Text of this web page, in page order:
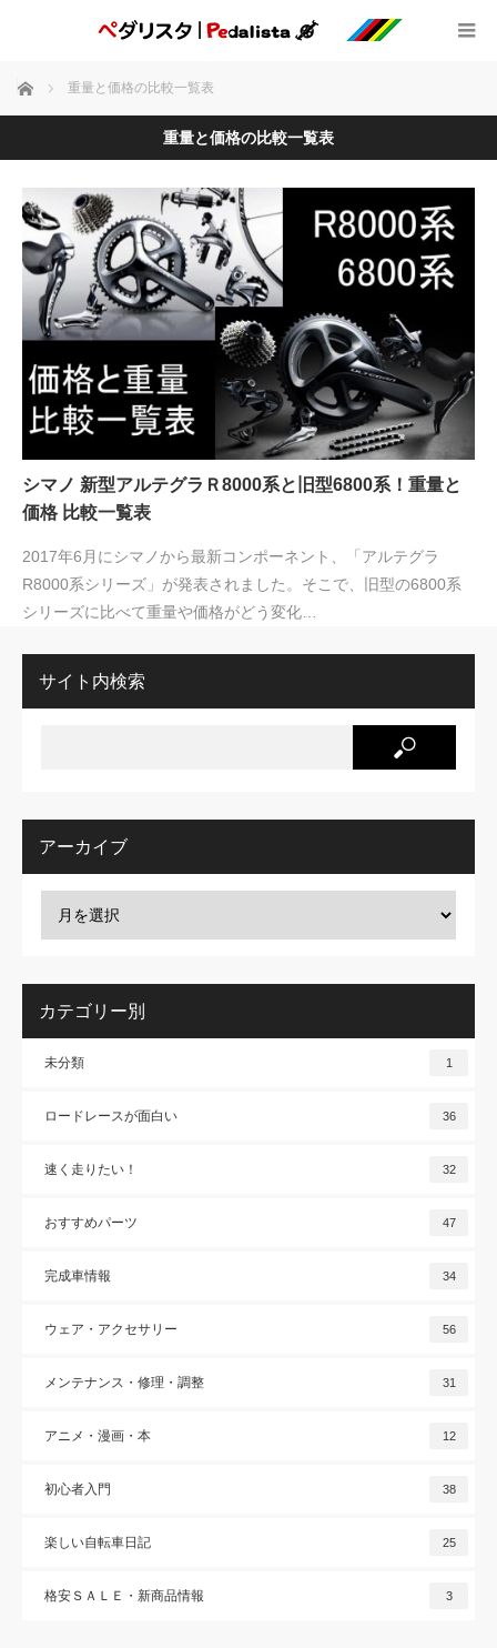
ホーム 重量と価格の比較一覧表
重量と価格の比較一覧表
シマノ 新型アルテグラＲ8000系と旧型6800系！重量と
価格 比較一覧表
2017年6月にシマノから最新コンポーネント、「アルテグラ
R8000系シリーズ」が発表されました。そこで、旧型の6800系
シリーズに比べて重量や価格がどう変化…
サイト内検索
アーカイブ
カテゴリー別
未分類 1
ロードレースが面白い 36
速く走りたい！ 32
おすすめパーツ 47
完成車情報 34
ウェア・アクセサリー 56
メンテナンス・修理・調整 31
アニメ・漫画・本 12
初心者入門 38
楽しい自転車日記 25
格安ＳＡＬＥ・新商品情報 3